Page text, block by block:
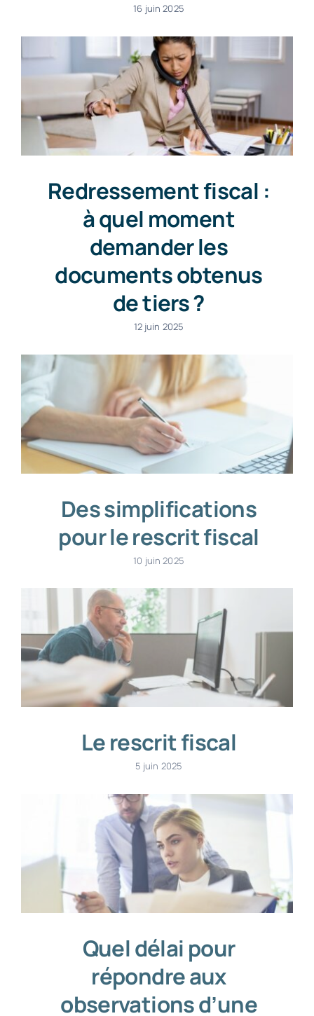
16 juin 2025
Redressement fiscal :
à quel moment
demander les
documents obtenus
de tiers ?
12 juin 2025
Des simplifications
pour le rescrit fiscal
10 juin 2025
Le rescrit fiscal
5 juin 2025
Quel délai pour
répondre aux
observations d’une